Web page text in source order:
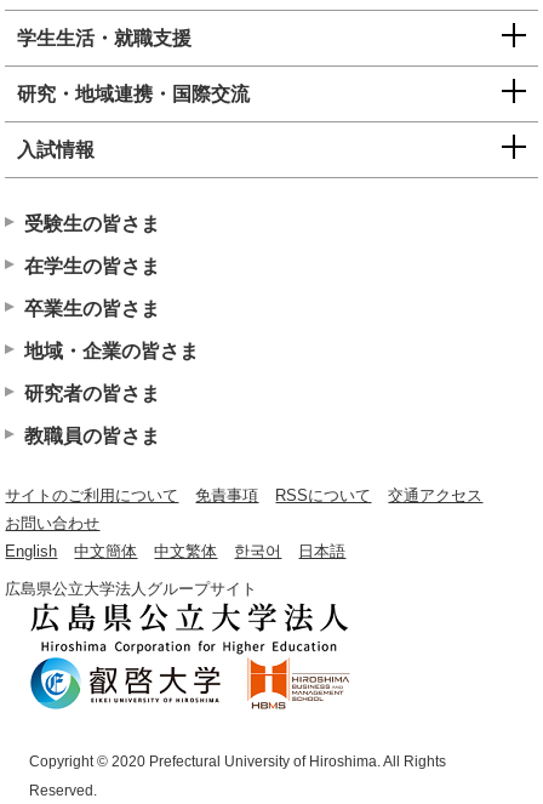
学生生活・就職支援
研究・地域連携・国際交流
入試情報
受験生の皆さま
在学生の皆さま
卒業生の皆さま
地域・企業の皆さま
研究者の皆さま
教職員の皆さま
サイトのご利用について 免責事項 RSSについて
交通アクセス
お問い合わせ
English
中文簡体 中文繁体 한국어 日本語
広島県公立大学法人グループサイト
Copyright © 2020 Prefectural University of Hiroshima. All Rights
Reserved.